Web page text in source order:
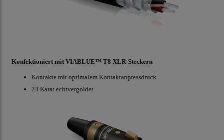
Konfektioniert mit VIABLUE™ T8 XLR-Steckern
Kontakte mit optimalem Kontaktanpressdruck
24 Karat echtvergoldet